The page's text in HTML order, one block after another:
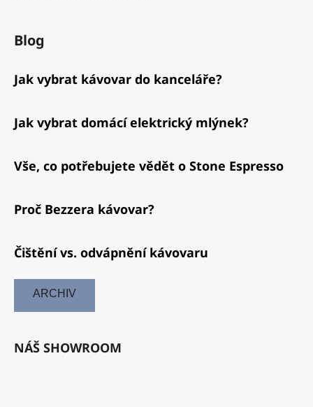
Blog
Jak vybrat kávovar do kanceláře?
Jak vybrat domácí elektrický mlýnek?
Vše, co potřebujete vědět o Stone Espresso
Proč Bezzera kávovar?
Čištění vs. odvápnění kávovaru
ARCHIV
NÁŠ SHOWROOM